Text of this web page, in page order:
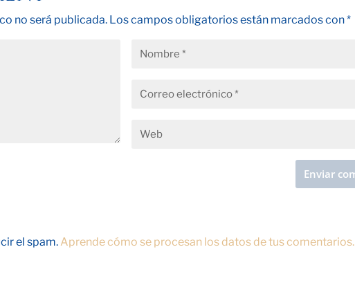
no será publicada. Los campos obligatorios están marcados con*
el spam. Aprende cómo se procesan los datos de tus comentarios.